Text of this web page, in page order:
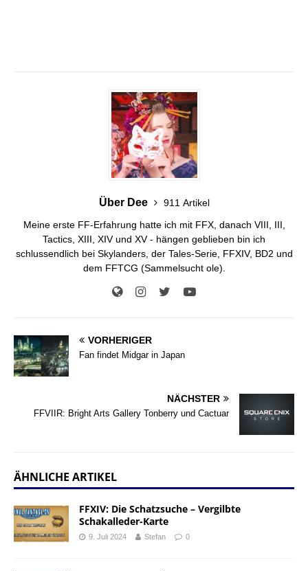
Über Dee
911 Artikel
Meine erste FF-Erfahrung hatte ich mit FFX, danach VIII, III,
Tactics, XIII, XIV und XV - hängen geblieben bin ich
schlussendlich bei Skylanders, der Tales-Serie, FFXIV, BD2 und
dem FFTCG (Sammelsucht ole).
VORHERIGER
Fan findet Midgar in Japan
NÄCHSTER
FFVIIR: Bright Arts Gallery Tonberry und Cactuar
ÄHNLICHE ARTIKEL
FFXIV: Die Schatzsuche – Vergilbte
Schakalleder-Karte
9. Juli 2024 Stefan 0